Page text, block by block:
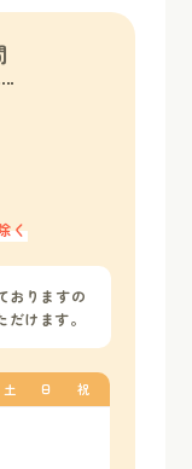
く
おりますの
けます。
土 日 祝